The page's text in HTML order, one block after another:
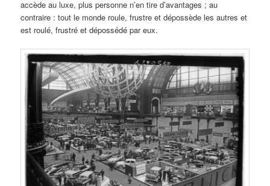
accède au luxe, plus personne n’en tire d’avantages ; au
contraire : tout le monde roule, frustre et dépossède les autres et
est roulé, frustré et dépossédé par eux.